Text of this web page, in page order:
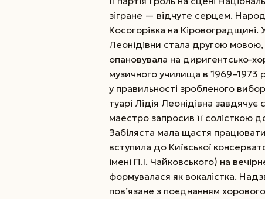
зігране — відчуте серцем.
Косогорівка на Кіровоградщині.
Леонідівни стала другою
опановувала на диригентсько-­
музичного училища в 1969–1973
у правильності зроб­леного
туарі Лідія Леонідівна завдячує
маестро запросив її солісткою
Забіляста мала щастя працювати
вступила до Київської
імені П.І. Чайковського) на
формувалася як вокалістка.
пов’язане з поєднанням